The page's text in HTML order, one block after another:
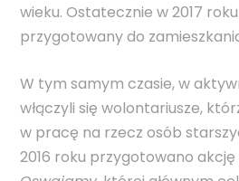
wieku. Ostatecznie w 2017
przygotowany do
W tym samym czasie, w
włączyli się wolontariusze,
w pracę na rzecz osób
2016 roku przygotowano